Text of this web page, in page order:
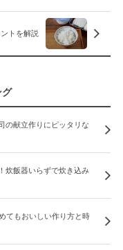
トを解説
の献立作りにピッタリな
炊飯器いらずで炊き込み
てもおいしい作り方と時